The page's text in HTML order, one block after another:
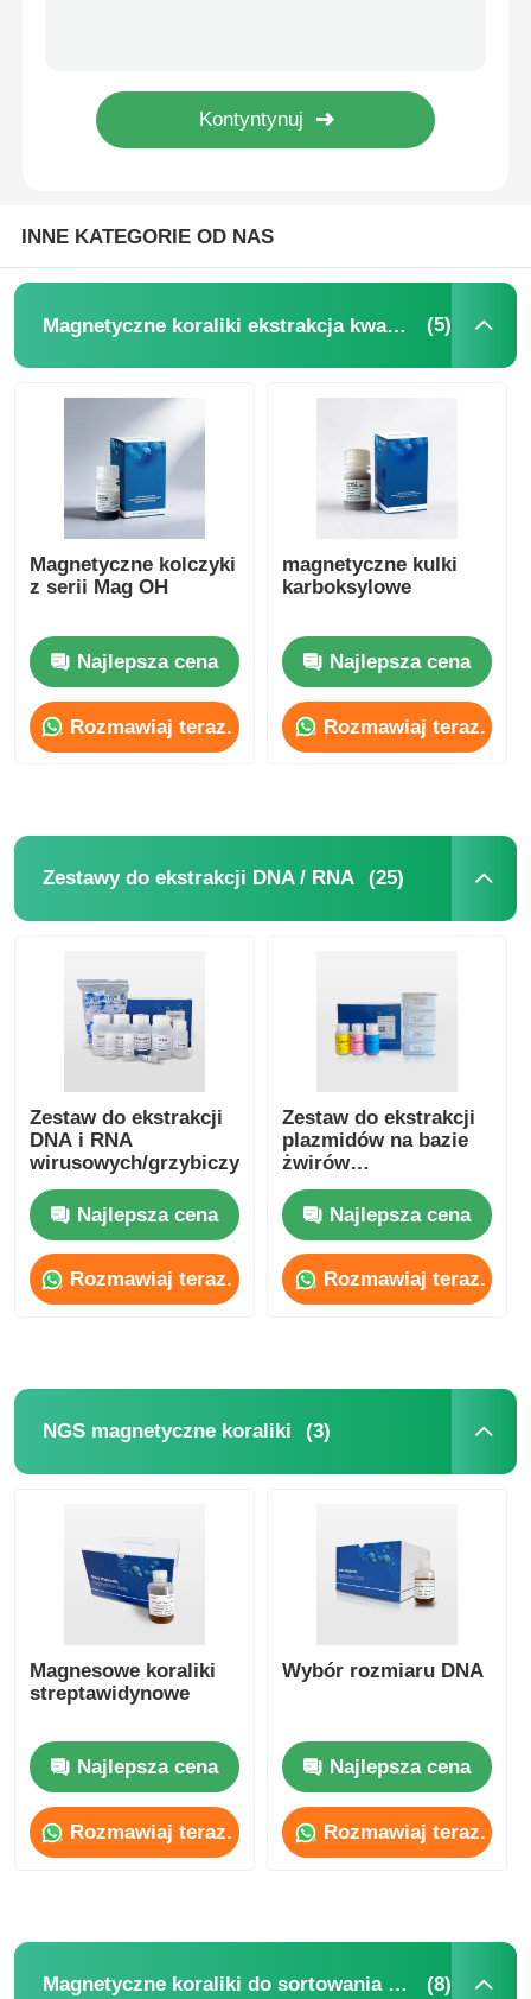
Magnetyczne koraliki do sortowania komórek
Namagnesowane kulki aktywowane powierzchniowo
Automatyczne przyrządy i materiały eksploatacyjne
INNE KATEGORIE OD NAS
Magnetyczne koraliki ekstrakcja kwasów nukleinowych (5)
Magnetyczne kolczyki
z serii Mag OH
Najlepsza cena
Rozmawiaj teraz.
magnetyczne kulki
karboksylowe
Najlepsza cena
Rozmawiaj teraz.
Zestawy do ekstrakcji DNA / RNA (25)
Zestaw do ekstrakcji
DNA i RNA
wirusowych/grzybiczych/bakteryjnych
Najlepsza cena
Rozmawiaj teraz.
Zestaw do ekstrakcji
plazmidów na bazie
żwirów
magnetycznych
Najlepsza cena
Rozmawiaj teraz.
NGS magnetyczne koraliki (3)
Magnesowe koraliki
streptawidynowe
Najlepsza cena
Rozmawiaj teraz.
Wybór rozmiaru DNA
Najlepsza cena
Rozmawiaj teraz.
Magnetyczne koraliki do sortowania komórek (8)